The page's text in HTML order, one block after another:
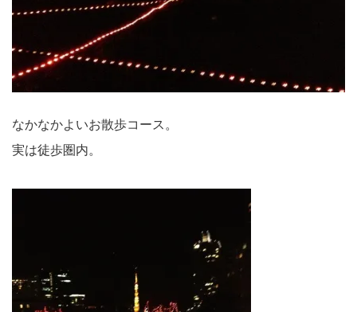
なかなかよいお散歩コース。
実は徒歩圏内。